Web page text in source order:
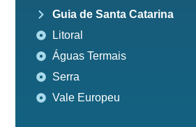
Guia de Santa Catarina
Litoral
Águas Termais
Serra
Vale Europeu